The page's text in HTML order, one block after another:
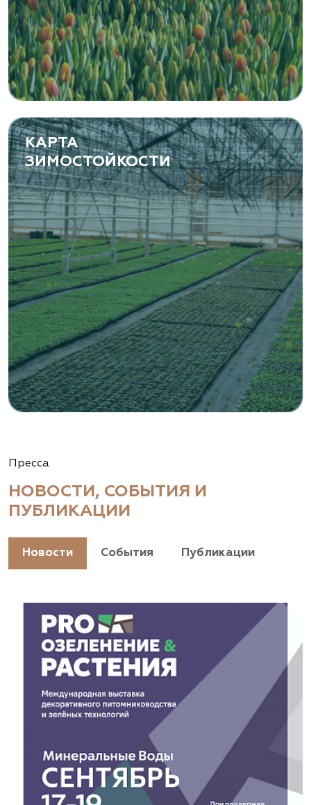
КАРТА
ЗИМОСТОЙКОСТИ
Пресса
НОВОСТИ, СОБЫТИЯ И
ПУБЛИКАЦИИ
Новости События Публикации